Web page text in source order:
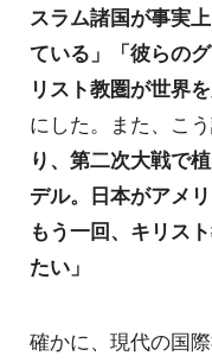
スラム諸国が事実
ている」「彼らの
リスト教圏が世界
にした。また、こう
り、第二次大戦で
デル。日本がアメ
もう一回、キリス
たい」
確かに、現代の国